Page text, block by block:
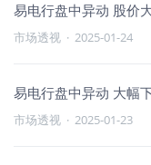
易电行盘中异动 股价
市场透视 · 2025-01-24
易电行盘中异动 大幅
市场透视 · 2025-01-23